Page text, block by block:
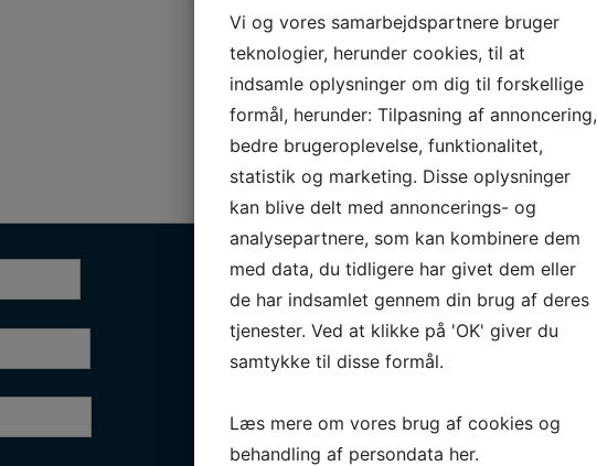
Vi og vores samarbejdspartnere bruger
teknologier, herunder cookies, til at
indsamle oplysninger om dig til forskellige
formål, herunder: Tilpasning af annoncering,
bedre brugeroplevelse, funktionalitet,
statistik og marketing. Disse oplysninger
kan blive delt med annoncerings- og
analysepartnere, som kan kombinere dem
med data, du tidligere har givet dem eller
de har indsamlet gennem din brug af deres
tjenester. Ved at klikke på 'OK' giver du
samtykke til disse formål.
Læs mere om vores brug af cookies og
behandling af persondata her.